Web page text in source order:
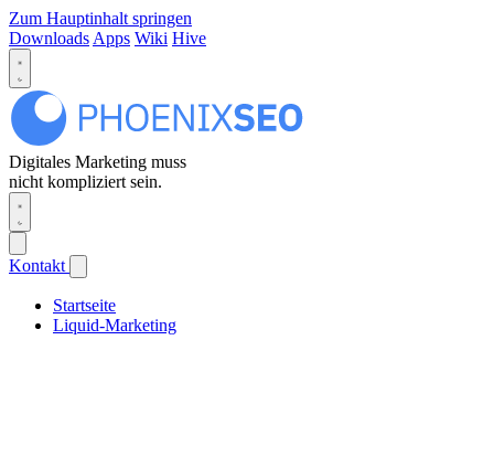
Zum Hauptinhalt springen
Downloads Apps Wiki Hive
Digitales Marketing muss
nicht kompliziert sein.
Kontakt
Startseite
Liquid-Marketing